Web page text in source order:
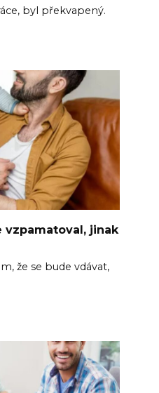
byl překvapený.
vzpamatoval, jinak
že se bude vdávat,